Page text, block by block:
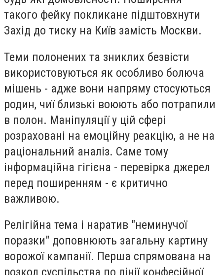
такого фейку покликане підштовхнути
Захід до тиску на Київ замість Москви.
Теми полонених та зниклих безвісти
використовуються як особливо болюча
мішень - адже вони напряму стосуються
родин, чиї близькі воюють або потрапили
в полон. Маніпуляції у цій сфері
розраховані на емоційну реакцію, а не на
раціональний аналіз. Саме тому
інформаційна гігієна - перевірка джерел
перед поширенням - є критично
важливою.
Релігійна тема і наратив "неминучої
поразки" доповнюють загальну картину
ворожої кампанії. Перша спрямована на
розкол суспільства по лінії конфесійної